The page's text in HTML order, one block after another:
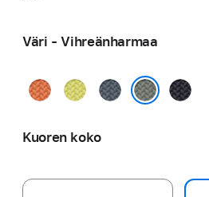
Väri - Vihreänharmaa
KurkumaNeonkeltainen
Ankkurinsininen
Keskiyö
Kuoren koko